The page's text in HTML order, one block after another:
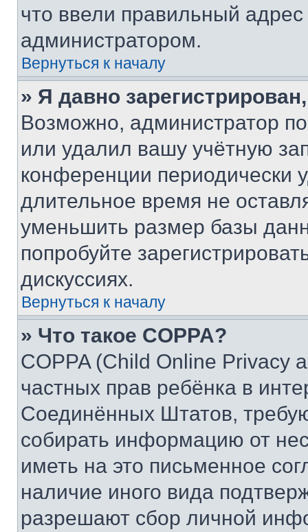
что ввели правильный адрес
администратором.
Вернуться к началу
» Я давно
Возможно, администратор
или удалил вашу учётную
конференции периодически
длительное время не
уменьшить размер базы
попробуйте
дискуссиях.
Вернуться к началу
» Что такое COPPA?
COPPA (Child Online Privacy
частных прав ребёнка в
Соединённых Штатов,
собирать информацию от
иметь на это письменное
наличие иного вида
разрешают сбор личной